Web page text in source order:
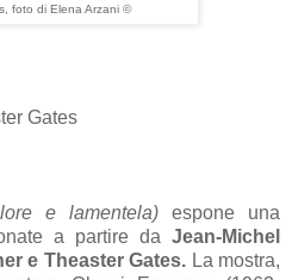
foto di Elena Arzani ©
Gates
e lamentela) espone una
a partire da Jean-Michel
e Theaster Gates. La mostra,